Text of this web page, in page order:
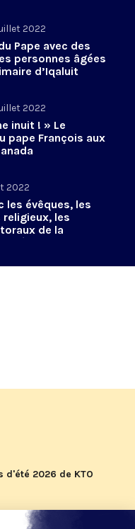
2022
Pape avec des
personnes âgées
d’Iqaluit
2022
inuit ! » Le
pape François aux
2022
les évêques, les
les
de la
d'été 2026 de KTO